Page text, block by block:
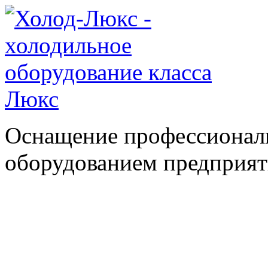
Оснащение
оборудованием